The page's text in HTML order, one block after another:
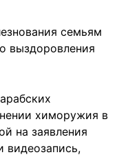
семьям
выздоровления
химоружия в
на заявления
видеозапись,